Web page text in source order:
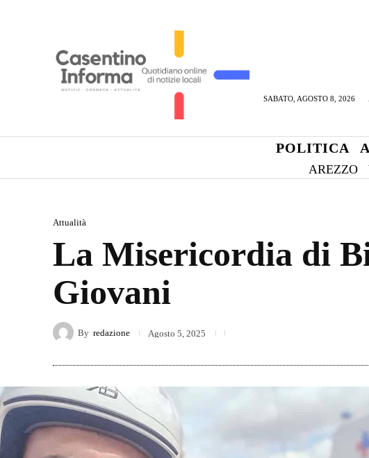
SABATO, AGOSTO 8, 2026
POLITICA
AREZZO
Attualità
La Misericordia di
Giovani
By redazione Agosto 5, 2025